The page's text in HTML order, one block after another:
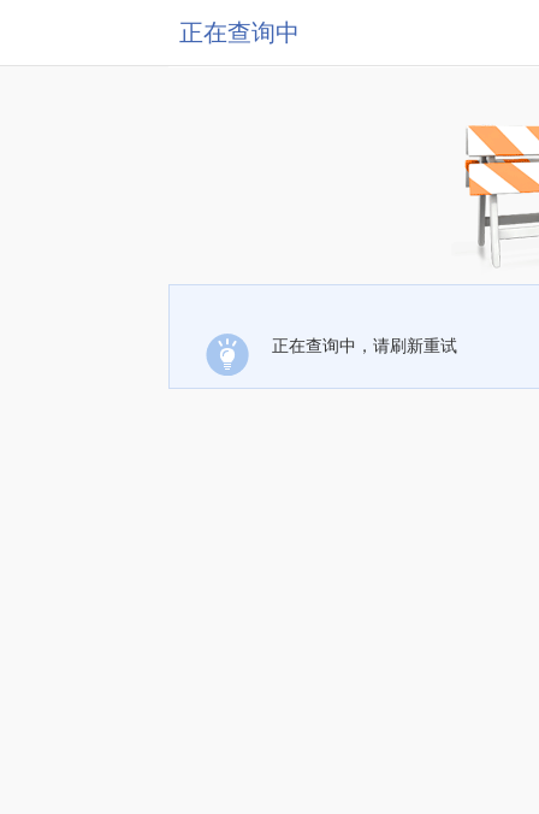
正在查询中
正在查询中，请刷新重试